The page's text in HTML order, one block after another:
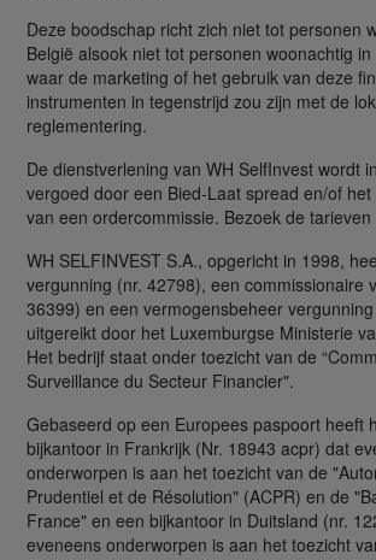
Deze boodschap richt zich niet tot personen
België alsook niet tot personen woonachtig
waar de marketing of het gebruik van deze
instrumenten in tegenstrijd zou zijn met de
reglementering.
De dienstverlening van WH SelfInvest wordt
vergoed door een Bied-Laat spread en/of
van een ordercommissie. Bezoek de tarieven
WH SELFINVEST S.A., opgericht in 1998,
vergunning (nr. 42798), een commissionaire
36399) en een vermogensbeheer
uitgereikt door het Luxemburgse Ministerie
Het bedrijf staat onder toezicht van de
Surveillance du Secteur Financier".
Gebaseerd op een Europees paspoort heeft
bijkantoor in Frankrijk (Nr. 18943 acpr) dat
onderworpen is aan het toezicht van de
Prudentiel et de Résolution" (ACPR) en de
France" en een bijkantoor in Duitsland (nr.
eveneens onderworpen is aan het toezicht